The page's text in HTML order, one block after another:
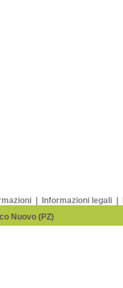
Informazioni legali
Nuovo (PZ)